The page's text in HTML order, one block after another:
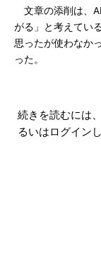
文章の添削は、
がる」と考えてい
思ったが使わなか
った。
続きを読むには
るいはログイン